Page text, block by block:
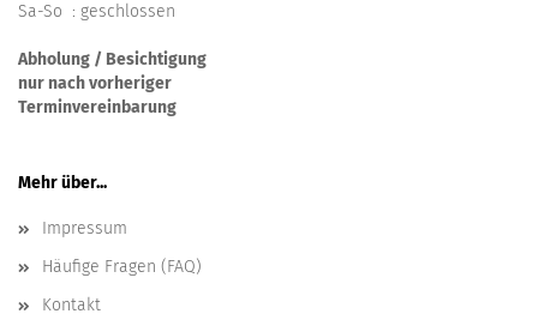
Sa-So : geschlossen
Abholung / Besichtigung
nur nach vorheriger
Terminvereinbarung
Mehr über...
Impressum
Häufige Fragen (FAQ)
Kontakt